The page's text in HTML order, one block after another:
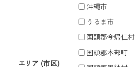
エリア (市区)
沖縄市
うるま市
国頭郡今帰仁村
国頭郡本部町